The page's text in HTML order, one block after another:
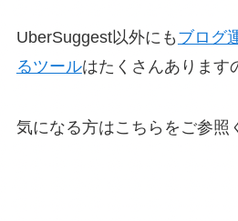
UberSuggest以外にも ブログ
るツールはたくさんあります
気になる方はこちらをご参照